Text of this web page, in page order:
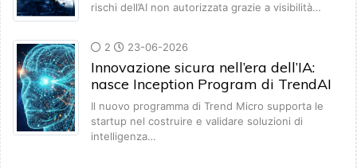
rischi dell’AI non autorizzata grazie a visibilità…
2 23-06-2026
Innovazione sicura nell’era dell’IA:
nasce Inception Program di TrendAI
Il nuovo programma di Trend Micro supporta le
startup nel costruire e validare soluzioni di
intelligenza…